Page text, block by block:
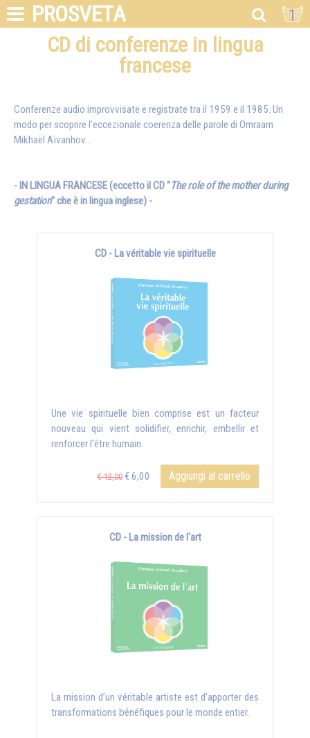
PROSVETA 1
CD di conferenze in lingua
francese
Conferenze audio improvvisate e registrate tra il 1959 e il 1985. Un
modo per scoprire l'eccezionale coerenza delle parole di Omraam
Mikhaël Aïvanhov...
- IN LINGUA FRANCESE (eccetto il CD "The role of the mother during
gestation" che è in lingua inglese) -
CD - La véritable vie spirituelle
Une vie spirituelle bien comprise est un facteur
nouveau qui vient solidifier, enrichir, embellir et
renforcer l'être humain.
€ 12,00 € 6,00 Aggiungi al carrello
CD - La mission de l'art
La mission d’un véritable artiste est d'apporter des
transformations bénéfiques pour le monde entier.